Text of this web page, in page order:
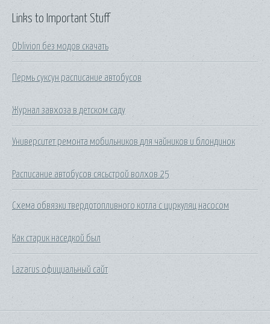
Links to Important Stuff
Oblivion без модов скачать
Пермь суксун расписание автобусов
Журнал завхоза в детском саду
Университет ремонта мобильников для чайников и блондинок
Расписание автобусов сясьстрой волхов 25
Схема обвязки твердотопливного котла с циркуляц насосом
Как старик наседкой был
Lazarus официальный сайт